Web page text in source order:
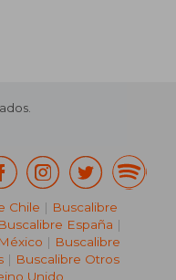
Chile | Buscalibre
Buscalibre España |
| Buscalibre
| Buscalibre Otros
Unido